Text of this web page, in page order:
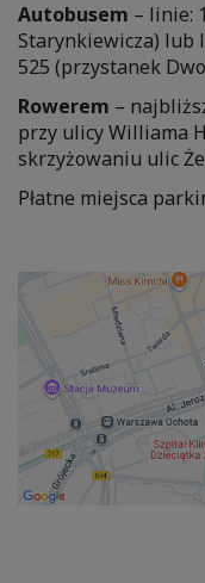
Autobusem – linie:
Starynkiewicza) lub
525 (przystanek
Rowerem –
przy ulicy Williama
skrzyżowaniu ulic
Płatne miejsca